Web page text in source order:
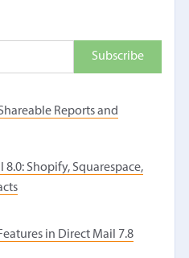
Reports and
Shopify, Squarespace,
in Direct Mail 7.8